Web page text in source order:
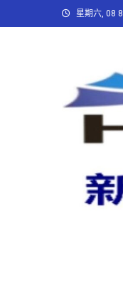
星期六, 08